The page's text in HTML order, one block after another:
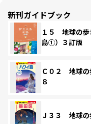
新刊ガイドブック
１５ 地球の
島①）３訂版
Ｃ０２ 地球
８
Ｊ３３ 地球